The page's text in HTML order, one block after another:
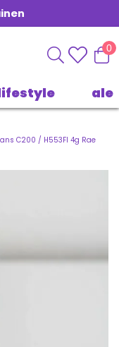
0
ale
C200 / H553FI 4g Rae